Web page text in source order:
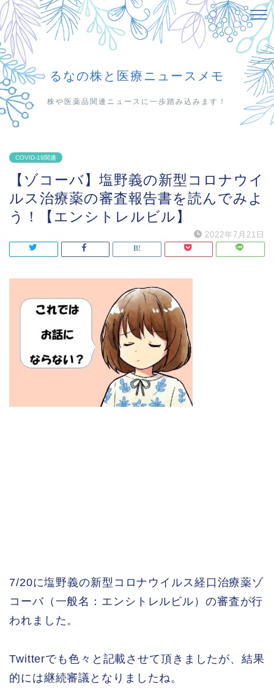
るなの株と医療ニュースメモ
株や医薬品関連ニュースに一歩踏み込みます！
COVID-19関連
【ゾコーバ】塩野義の新型コロナウイ
ルス治療薬の審査報告書を読んでみよ
う！【エンシトレルビル】
2022年7月21日
7/20に塩野義の新型コロナウイルス経口治療薬ゾ
コーバ（一般名：エンシトレルビル）の審査が行
われました。
Twitterでも色々と記載させて頂きましたが、結果
的には継続審議となりましたね。